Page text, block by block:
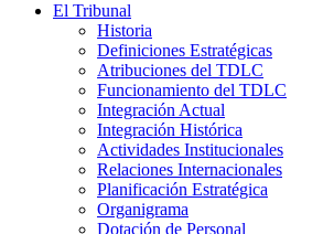
El Tribunal
Historia
Definiciones Estratégicas
Atribuciones del TDLC
Funcionamiento del TDLC
Integración Actual
Integración Histórica
Actividades Institucionales
Relaciones Internacionales
Planificación Estratégica
Organigrama
Dotación de Personal